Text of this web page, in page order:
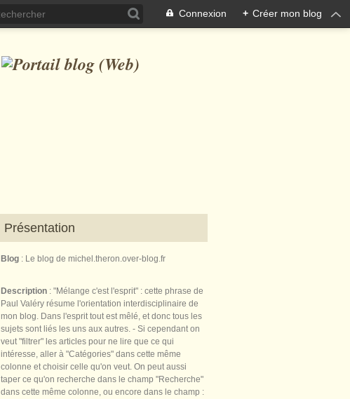
Connexion + Créer mon blog
Présentation
Blog : Le blog de michel.theron.over-blog.fr
Description : "Mélange c'est l'esprit" : cette phrase de
Paul Valéry résume l'orientation interdisciplinaire de
mon blog. Dans l'esprit tout est mêlé, et donc tous les
sujets sont liés les uns aux autres. - Si cependant on
veut "filtrer" les articles pour ne lire que ce qui
intéresse, aller à "Catégories" dans cette même
colonne et choisir celle qu'on veut. On peut aussi
taper ce qu'on recherche dans le champ "Recherche"
dans cette même colonne, ou encore dans le champ :